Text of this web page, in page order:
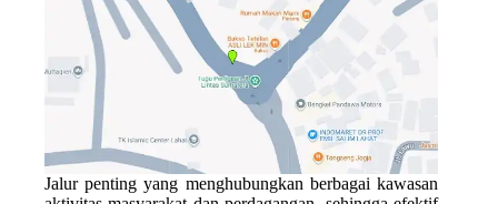
Jalur penting yang menghubungkan berbagai kawasan